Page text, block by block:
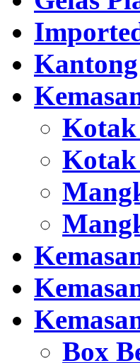
Kotak
Kotak
Box